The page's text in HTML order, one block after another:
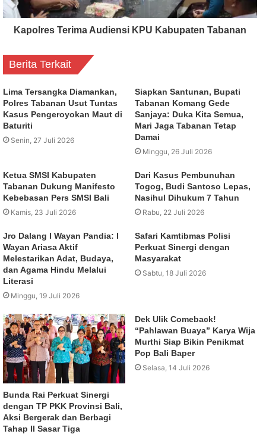
Kapolres Terima Audiensi KPU Kabupaten Tabanan
Berita Terkait
Lima Tersangka Diamankan,
Polres Tabanan Usut Tuntas
Kasus Pengeroyokan Maut di
Baturiti
Senin, 27 Juli 2026
Siapkan Santunan, Bupati
Tabanan Komang Gede
Sanjaya: Duka Kita Semua,
Mari Jaga Tabanan Tetap
Damai
Minggu, 26 Juli 2026
Ketua SMSI Kabupaten
Tabanan Dukung Manifesto
Kebebasan Pers SMSI Bali
Kamis, 23 Juli 2026
Dari Kasus Pembunuhan
Togog, Budi Santoso Lepas,
Nasihul Dihukum 7 Tahun
Rabu, 22 Juli 2026
Jro Dalang I Wayan Pandia: I
Wayan Ariasa Aktif
Melestarikan Adat, Budaya,
dan Agama Hindu Melalui
Literasi
Minggu, 19 Juli 2026
Safari Kamtibmas Polisi
Perkuat Sinergi dengan
Masyarakat
Sabtu, 18 Juli 2026
Bunda Rai Perkuat Sinergi
dengan TP PKK Provinsi Bali,
Aksi Bergerak dan Berbagi
Tahap II Sasar Tiga
Dek Ulik Comeback!
“Pahlawan Buaya” Karya Wija
Murthi Siap Bikin Penikmat
Pop Bali Baper
Selasa, 14 Juli 2026